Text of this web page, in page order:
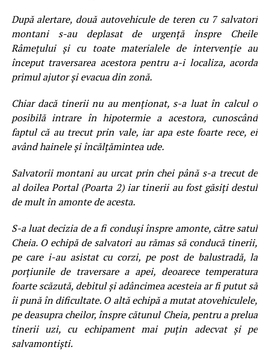
După alertare, două autovehicule de teren cu 7 salvatori
montani s-au deplasat de urgență înspre Cheile
Râmețului și cu toate materialele de intervenție au
început traversarea acestora pentru a-i localiza, acorda
primul ajutor și evacua din zonă.
Chiar dacă tinerii nu au menționat, s-a luat în calcul o
posibilă intrare în hipotermie a acestora, cunoscând
faptul că au trecut prin vale, iar apa este foarte rece, ei
având hainele și încălțămintea ude.
Salvatorii montani au urcat prin chei până s-a trecut de
al doilea Portal (Poarta 2) iar tinerii au fost găsiți destul
de mult în amonte de acesta.
S-a luat decizia de a fi conduși înspre amonte, către satul
Cheia. O echipă de salvatori au rămas să conducă tinerii,
pe care i-au asistat cu corzi, pe post de balustradă, la
porțiunile de traversare a apei, deoarece temperatura
foarte scăzută, debitul și adâncimea acesteia ar fi putut să
îi pună în dificultate. O altă echipă a mutat atovehiculele,
pe deasupra cheilor, înspre cătunul Cheia, pentru a prelua
tinerii uzi, cu echipament mai puțin adecvat și pe
salvamontiști.